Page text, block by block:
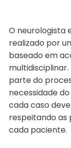
O neurologista
realizado por
baseado em
parte do
necessidade
cada caso
respeitando as
cada paciente.